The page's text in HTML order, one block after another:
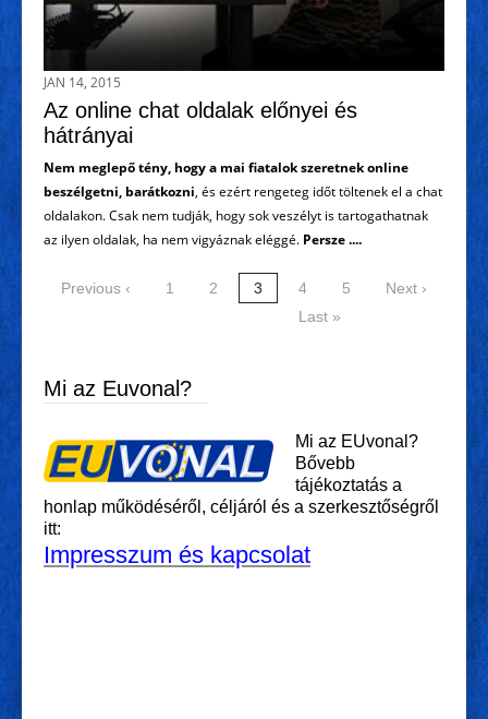
JAN 14, 2015
Az online chat oldalak előnyei és
hátrányai
Nem meglepő tény, hogy a mai fiatalok szeretnek online
beszélgetni, barátkozni, és ezért rengeteg időt töltenek el a chat
oldalakon. Csak nem tudják, hogy sok veszélyt is tartogathatnak
az ilyen oldalak, ha nem vigyáznak eléggé. Persze ....
Previous ‹ 1 2 3 4 5
Next ›
Last »
Mi az Euvonal?
Mi az EUvonal?
Bővebb
tájékoztatás a
honlap működéséről, céljáról és a szerkesztőségről
itt:
Impresszum és kapcsolat